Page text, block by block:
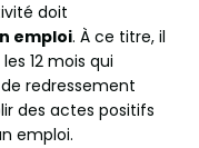
doit
emploi. À ce titre, il
12 mois qui
redressement
des actes positifs
emploi.